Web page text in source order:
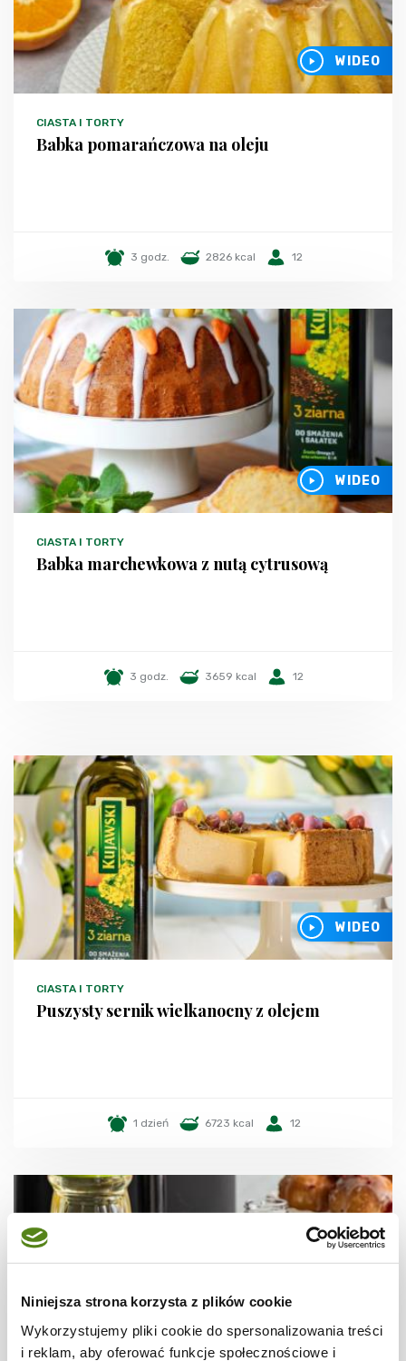
Niniejsza strona korzysta z plików cookie
Wykorzystujemy pliki cookie do spersonalizowania treści
i reklam, aby oferować funkcje społecznościowe i
WIDEO
CIASTA I TORTY
Babka pomarańczowa na oleju
3 godz. 2826 kcal 12
WIDEO
CIASTA I TORTY
Babka marchewkowa z nutą cytrusową
3 godz. 3659 kcal 12
WIDEO
CIASTA I TORTY
Puszysty sernik wielkanocny z olejem
1 dzień 6723 kcal 12